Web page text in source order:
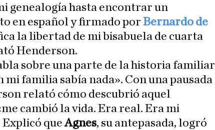
genealogía hasta encontrar un
en español y firmado por Bernardo de
la libertad de mi bisabuela de cuarta
Henderson.
sobre una parte de la historia familiar
mi familia sabía nada». Con una pausada
relató cómo descubrió aquel
cambió la vida. Era real. Era mi
Explicó queAgnes, su antepasada, logró